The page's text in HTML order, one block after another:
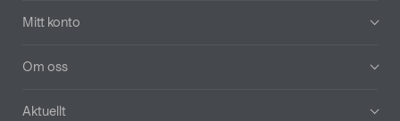
Mitt konto
Om oss
Aktuellt